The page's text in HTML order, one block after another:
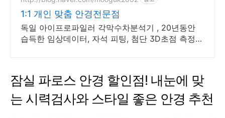
1:1 개인 맞춤 안경전문점
독일 아이프로파일러 각막수차분석기 , 20년동안
습득한 임상데이터, 자석 피팅, 첨단 3D초점 측정장
잠실 파로스 안경 할인점! 내눈에 맞
는 시력검사와 스타일 좋은 안경 추천